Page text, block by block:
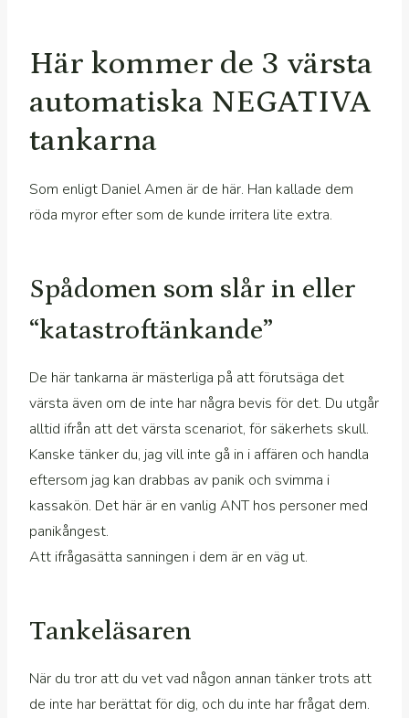
Här kommer de 3 värsta
automatiska NEGATIVA
tankarna
Som enligt Daniel Amen är de här. Han kallade dem
röda myror efter som de kunde irritera lite extra.
Spådomen som slår in eller
“katastroftänkande”
De här tankarna är mästerliga på att förutsäga det
värsta även om de inte har några bevis för det. Du utgår
alltid ifrån att det värsta scenariot, för säkerhets skull.
Kanske tänker du, jag vill inte gå in i affären och handla
eftersom jag kan drabbas av panik och svimma i
kassakön. Det här är en vanlig ANT hos personer med
panikångest.
Att ifrågasätta sanningen i dem är en väg ut.
Tankeläsaren
När du tror att du vet vad någon annan tänker trots att
de inte har berättat för dig, och du inte har frågat dem.